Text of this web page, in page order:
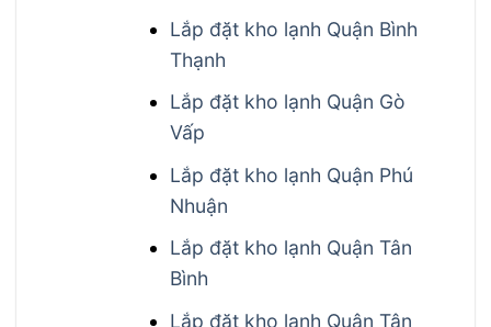
Lắp đặt kho lạnh Quận Bình
Thạnh
Lắp đặt kho lạnh Quận Gò
Vấp
Lắp đặt kho lạnh Quận Phú
Nhuận
Lắp đặt kho lạnh Quận Tân
Bình
Lắp đặt kho lạnh Quận Tân